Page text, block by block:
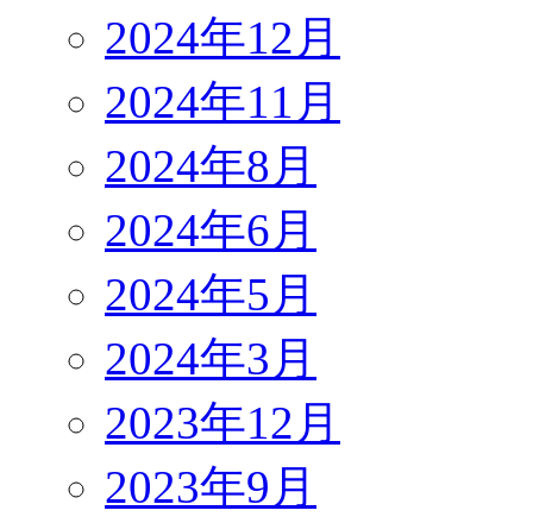
2024年12月
2024年11月
2024年8月
2024年6月
2024年5月
2024年3月
2023年12月
2023年9月